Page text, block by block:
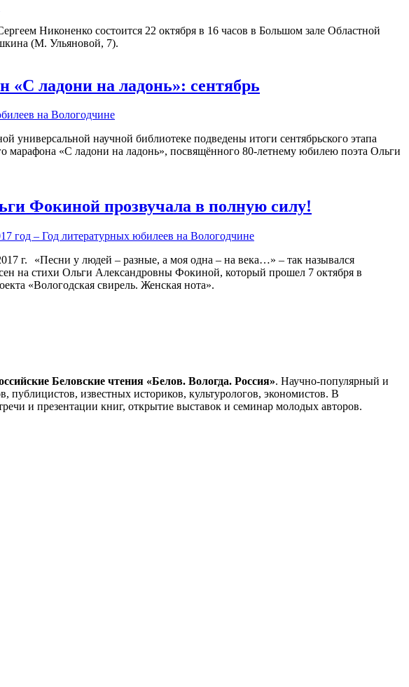
Никоненко состоится 22 октября в 16 часов в Большом зале Областной
(М. Ульяновой, 7).
ладони на ладонь»: сентябрь
на Вологодчине
универсальной научной библиотеке подведены итоги сентябрьского этапа
марафона «С ладони на ладонь», посвящённого 80-летнему юбилею поэта Ольги
Фокиной прозвучала в полную силу!
год – Год литературных юбилеев на Вологодчине
«Песни у людей – разные, а моя одна – на века…» – так назывался
на стихи Ольги Александровны Фокиной, который прошел 7 октября в
«Вологодская свирель. Женская нота».
Беловские чтения «Белов. Вологда. Россия». Научно-популярный и
публицистов, известных историков, культурологов, экономистов. В
и презентации книг, открытие выставок и семинар молодых авторов.